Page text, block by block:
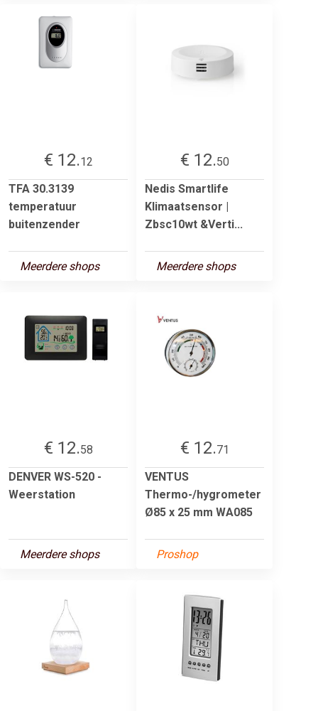
€ 12.12
TFA 30.3139
temperatuur
buitenzender
Meerdere shops
€ 12.50
Nedis Smartlife
Klimaatsensor |
Zbsc10wt &Verti...
Meerdere shops
€ 12.58
DENVER WS-520 -
Weerstation
Meerdere shops
€ 12.71
VENTUS
Thermo-/hygrometer
Ø85 x 25 mm WA085
Proshop